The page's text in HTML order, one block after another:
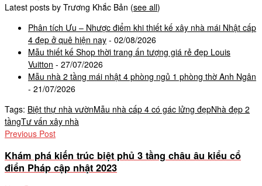
Latest posts by Trương Khắc Bản (see all)
Phân tích Ưu – Nhược điểm khi thiết kế xây nhà mái Nhật cấp
4 đẹp ở quê hiện nay - 02/08/2026
Mẫu thiết kế Shop thời trang ấn tượng giá rẻ đẹp Louis
Vuitton - 27/07/2026
Mẫu nhà 2 tầng mái nhật 4 phòng ngủ 1 phòng thờ Anh Ngân
- 21/07/2026
Tags: Biệt thự nhà vườnMẫu nhà cấp 4 có gác lửng đẹpNhà đẹp 2
tầngTư vấn xây nhà
Previous Post
Khám phá kiến trúc biệt phủ 3 tầng châu âu kiểu cổ
điển Pháp cập nhật 2023